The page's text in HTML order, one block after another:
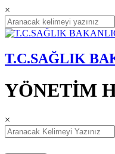
×
T.C.SAĞLIK
YÖNETİM
×